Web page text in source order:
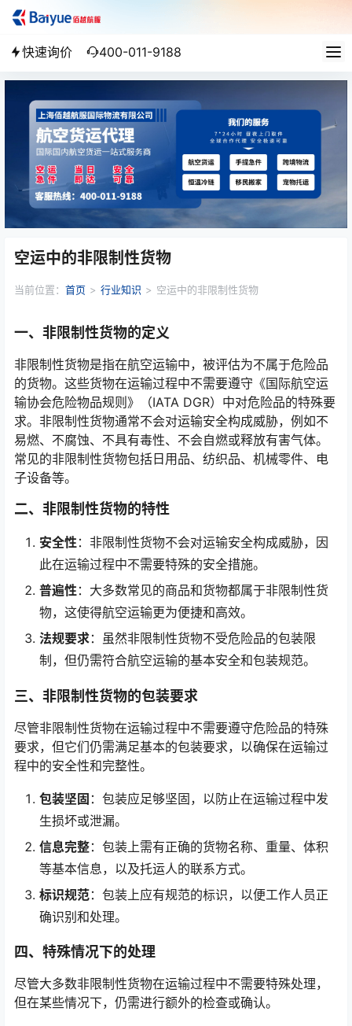
快速询价 400-011-9188
空运中的非限制性货物
当前位置： 首页 > 行业知识 > 空运中的非限制性货物
一、非限制性货物的定义
非限制性货物是指在航空运输中，被评估为不属于危险品
的货物。这些货物在运输过程中不需要遵守《国际航空运
输协会危险物品规则》（IATA DGR）中对危险品的特殊要
求。非限制性货物通常不会对运输安全构成威胁，例如不
易燃、不腐蚀、不具有毒性、不会自燃或释放有害气体。
常见的非限制性货物包括日用品、纺织品、机械零件、电
子设备等。
二、非限制性货物的特性
安全性：非限制性货物不会对运输安全构成威胁，因
此在运输过程中不需要特殊的安全措施。
普遍性：大多数常见的商品和货物都属于非限制性货
物，这使得航空运输更为便捷和高效。
法规要求：虽然非限制性货物不受危险品的包装限
制，但仍需符合航空运输的基本安全和包装规范。
三、非限制性货物的包装要求
尽管非限制性货物在运输过程中不需要遵守危险品的特殊
要求，但它们仍需满足基本的包装要求，以确保在运输过
程中的安全性和完整性。
包装坚固 ：包装应足够坚固，以防止在运输过程中发
生损坏或泄漏。
信息完整：包装上需有正确的货物名称、重量、体积
等基本信息，以及托运人的联系方式。
标识规范：包装上应有规范的标识，以便工作人员正
确识别和处理。
四、特殊情况下的处理
尽管大多数非限制性货物在运输过程中不需要特殊处理，
但在某些情况下，仍需进行额外的检查或确认。